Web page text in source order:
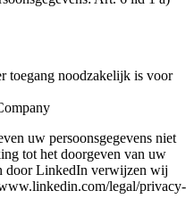
toegang noodzakelijk is voor
uw persoonsgegevens niet
tot het doorgeven van uw
door LinkedIn verwijzen wij
legal/privacy-